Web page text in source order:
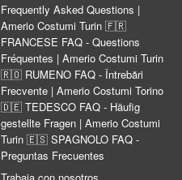
Frequently Asked Questions |
Amerio Costumi Turin 🇫🇷
FRANCESE FAQ - Questions
Fréquentes | Amerio Costumi Turin
🇷🇴 RUMENO FAQ - Întrebări
Frecvente | Amerio Costumi Torino
🇩🇪 TEDESCO FAQ - Häufig
gestellte Fragen | Amerio Costumi
Turin 🇪🇸 SPAGNOLO FAQ -
Preguntas Frecuentes